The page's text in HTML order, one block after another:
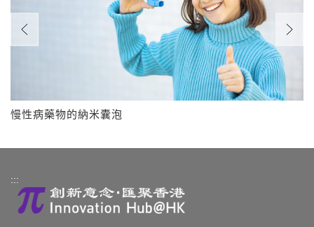
慢性病藥物的納米囊泡
:::